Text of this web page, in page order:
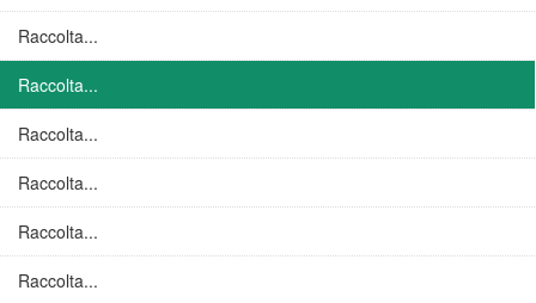
Raccolta...
Raccolta...
Raccolta...
Raccolta...
Raccolta...
Raccolta...